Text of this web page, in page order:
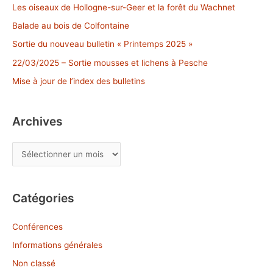
r
r
Les oiseaux de Hollogne-sur-Geer et la forêt du Wachnet
Balade au bois de Colfontaine
Sortie du nouveau bulletin « Printemps 2025 »
22/03/2025 – Sortie mousses et lichens à Pesche
Mise à jour de l’index des bulletins
Archives
r
h
v
e
s
Catégories
Conférences
Informations générales
Non classé